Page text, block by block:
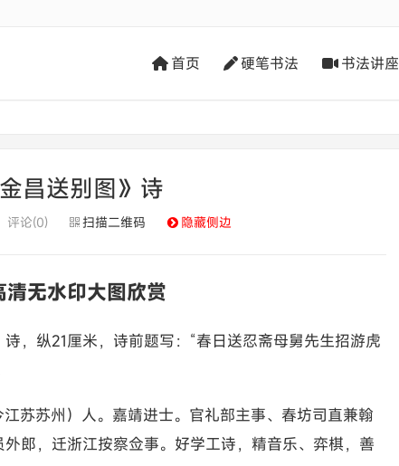
首页 硬笔书法 书法讲座
昌送别图》诗
评论(0) 扫描二维码 隐藏侧边
无水印大图欣赏
，纵21厘米，诗前题写：“春日送忍斋母舅先生招游虎
苏苏州）人。嘉靖进士。官礼部主事、春坊司直兼翰
郎，迁浙江按察佥事。好学工诗，精音乐、弈棋，善